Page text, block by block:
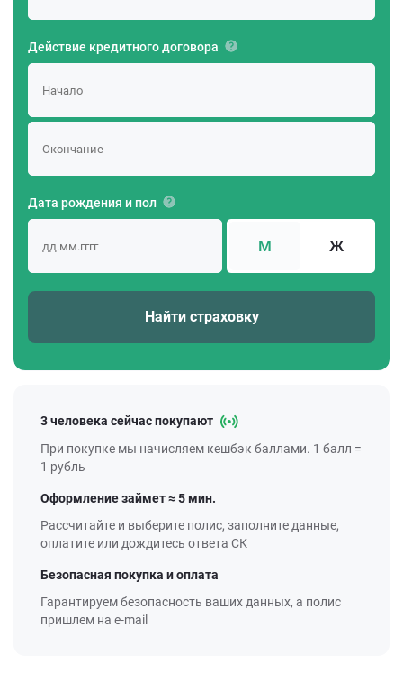
Действие кредитного договора
Дата рождения и пол
М Ж
Найти страховку
3 человека сейчас покупают
При покупке мы начисляем кешбэк баллами. 1 балл =
1 рубль
Оформление займет ≈ 5 мин.
Рассчитайте и выберите полис, заполните данные,
оплатите или дождитесь ответа СК
Безопасная покупка и оплата
Гарантируем безопасность ваших данных, а полис
пришлем на e-mail